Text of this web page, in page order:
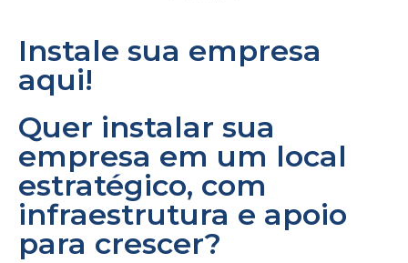
Instale sua empresa
aqui!
Quer instalar sua
empresa em um local
estratégico, com
infraestrutura e apoio
para crescer?